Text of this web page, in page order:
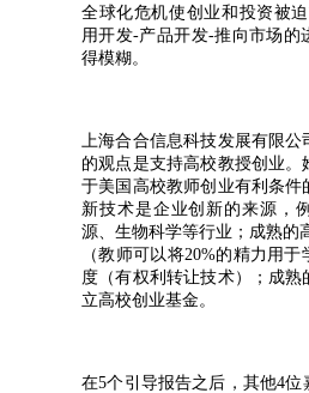
全球化危机使创业和投资被
用开发-产品开发-推向市场的
得模糊。
上海合合信息科技发展有限公
的观点是支持高校教授创业。
于美国高校教师创业有利条件
新技术是企业创新的来源，
源、生物科学等行业；成熟的
（教师可以将20%的精力用
度（有权利转让技术）；成熟
立高校创业基金。
在5个引导报告之后，其他4位